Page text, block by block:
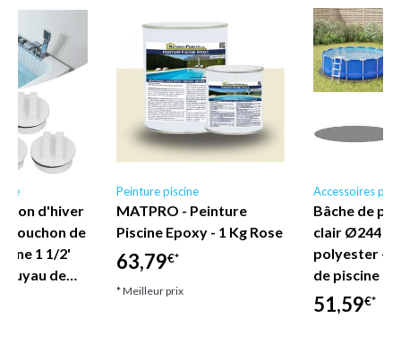
d'hiver
Bouchon de
1 1/2'
tuyau de…
Peinture piscine
MATPRO - Peinture
Piscine Epoxy - 1 Kg Rose
63,79€*
* Meilleur prix
Accessoires
Bâche de
clair Ø244
polyester -
de piscine -
51,59€*